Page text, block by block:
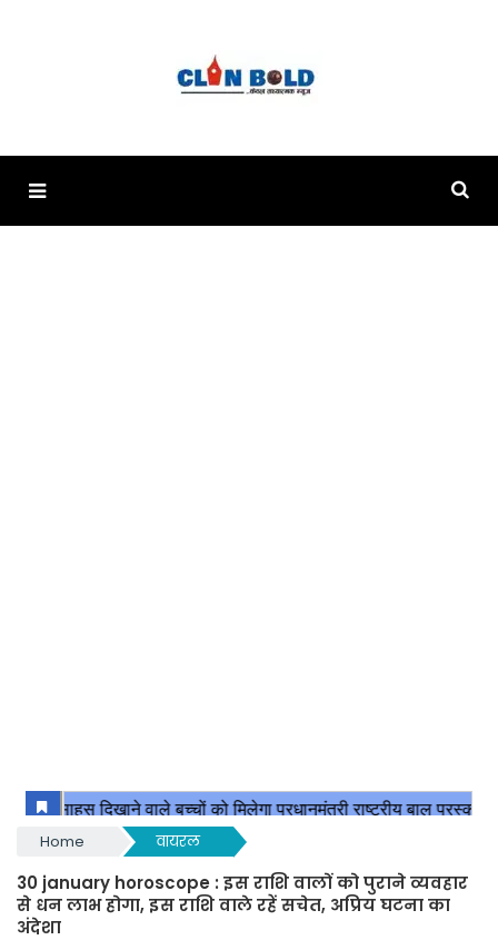
Home वायरल
30 january horoscope : इस राशि वालों को पुराने व्यवहार
से धन लाभ होगा, इस राशि वाले रहें सचेत, अप्रिय घटना का
अंदेशा